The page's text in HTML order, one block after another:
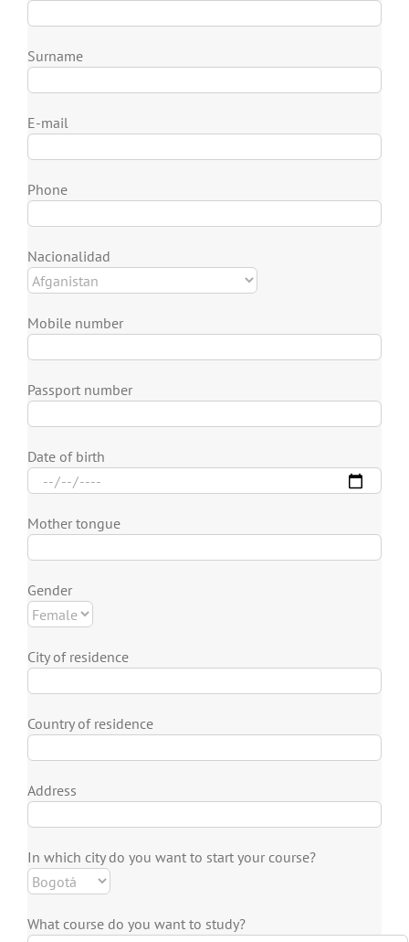
Surname
E-mail
Phone
Nacionalidad
Mobile number
Passport number
Date of birth
Mother tongue
Gender
City of residence
Country of residence
Address
In which city do you want to start your course?
What course do you want to study?